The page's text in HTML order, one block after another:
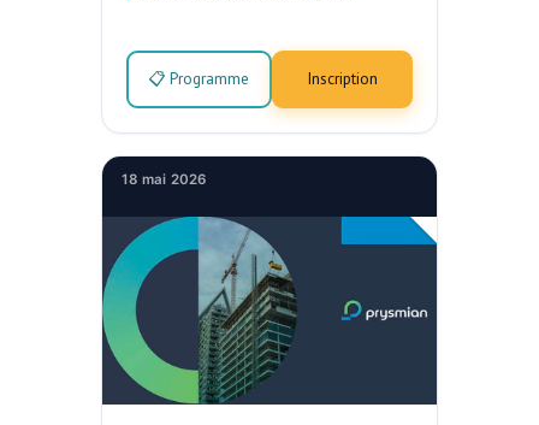
📋 Programme Inscription
18 mai 2026